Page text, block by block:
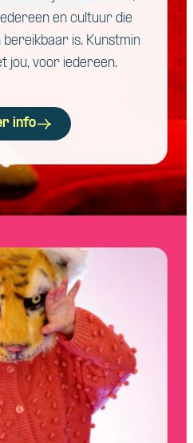
en cultuur die
is. Kunstmin
jou, voor iedereen.
info